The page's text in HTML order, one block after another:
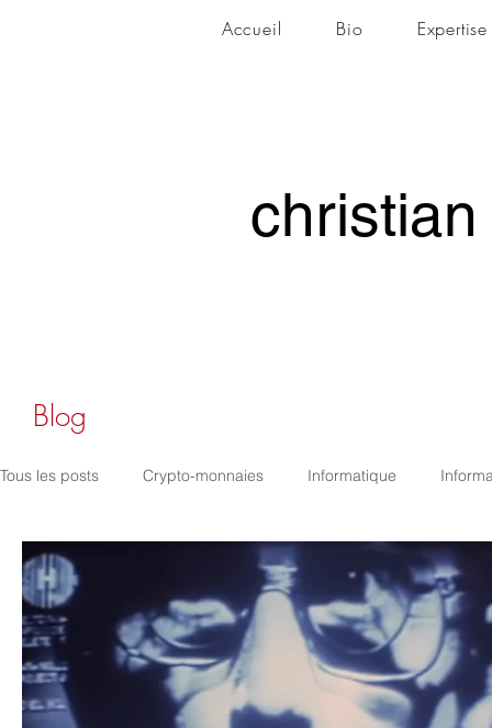
Accueil Bio Expertise
christian
christian
Tous les posts Crypto-monnaies Informatique
GNU Sécurité
Innovation technologique Bureautique Internet des
Blog